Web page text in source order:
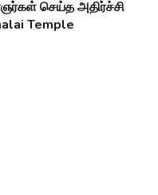
செய்த அதிர்ச்சி
Temple